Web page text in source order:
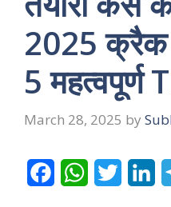
2025
5 महत्वपूर्ण
March 28, 2025 by
W